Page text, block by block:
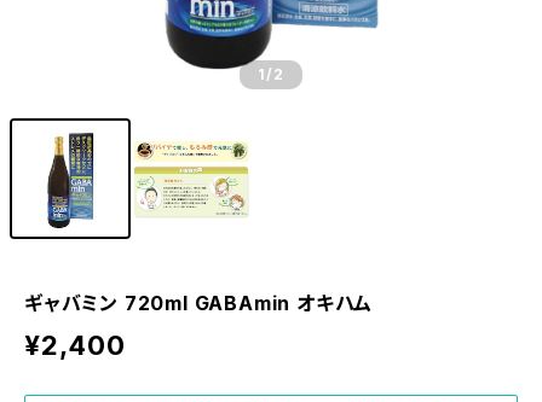
1 /2
ギャバミン 720ml GABAmin オキハム
¥2,400